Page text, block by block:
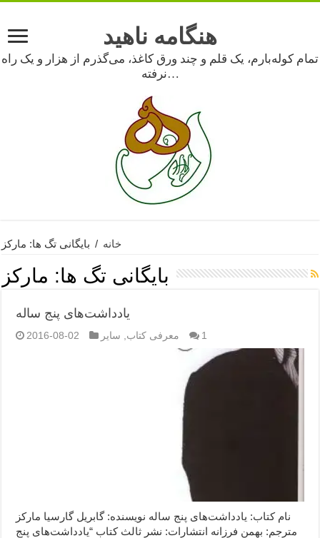
هنگامه ناهید
تمام کوله‌بارم، یک قلم و چند ورق کاغذ، می‌گذرم از هزار و یک راه
نرفته…
خانه / بایگانی تگ ها: مارکز
بایگانی تگ ها: مارکز
یادداشت‌های پنج ساله
2016-08-02 معرفی کتاب سایر 1
نام کتاب: یادداشت‌های پنج ساله نویسنده: گابریل گارسیا مارکز
مترجم: بهمن فرزانه انتشارات: نشر ثالث کتاب “یادداشت‌های پنج